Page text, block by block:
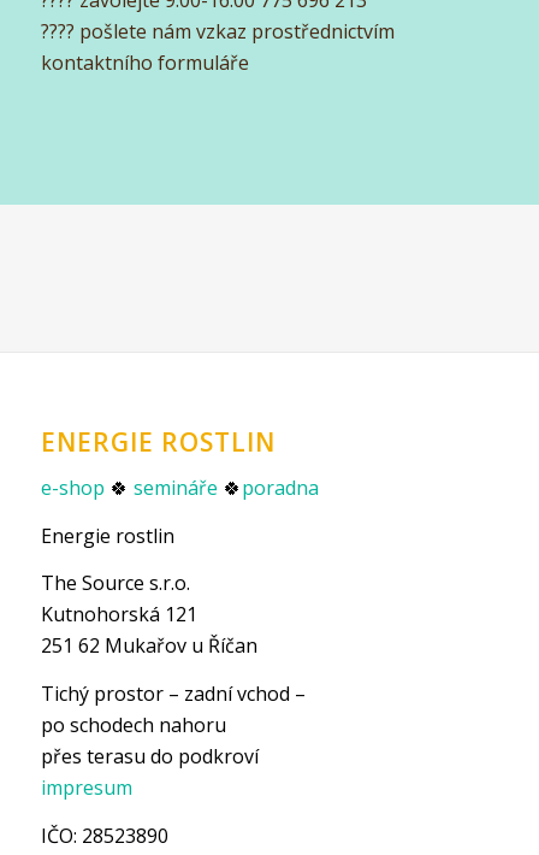
???? pošlete nám vzkaz prostřednictvím
kontaktního formuláře
ENERGIE ROSTLIN
e-shop 🍀 semináře 🍀poradna
Energie rostlin
The Source s.r.o.
Kutnohorská 121
251 62 Mukařov u Říčan
Tichý prostor – zadní vchod –
po schodech nahoru
přes terasu do podkroví
impresum
IČO: 28523890